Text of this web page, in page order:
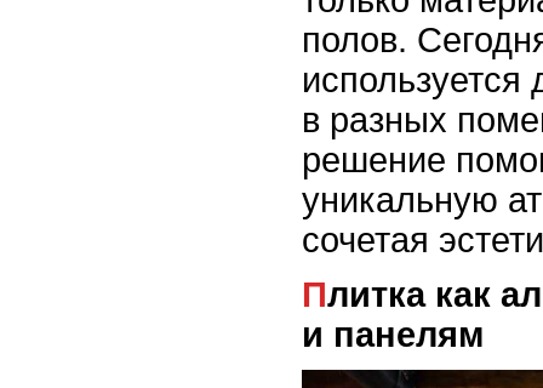
полов.
в разных
решение
уникальную
сочетая
Плитка как альтернатива обоям
и панелям